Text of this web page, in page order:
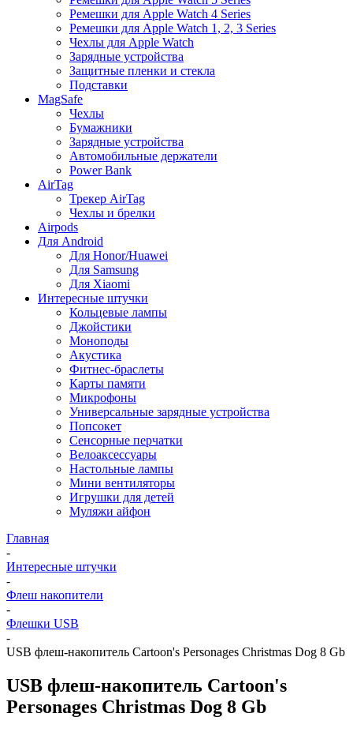
Ремешки для Apple Watch 4 Series
Ремешки для Apple Watch 1, 2, 3 Series
Чехлы для Apple Watch
Зарядные устройства
Защитные пленки и стекла
Подставки
MagSafe
Чехлы
Бумажники
Зарядные устройства
Автомобильные держатели
Power Bank
AirTag
Трекер AirTag
Чехлы и брелки
Airpods
Для Android
Для Honor/Huawei
Для Samsung
Для Xiaomi
Интересные штучки
Кольцевые лампы
Джойстики
Моноподы
Акустика
Фитнес-браслеты
Карты памяти
Микрофоны
Универсальные зарядные устройства
Попсокет
Сенсорные перчатки
Велоаксессуары
Настольные лампы
Мини вентиляторы
Игрушки для детей
Муляжи айфон
Главная
-
Интересные штучки
-
Флеш накопители
-
Флешки USB
-
USB флеш-накопитель Cartoon's Personages Christmas Dog 8 Gb
USB флеш-накопитель Cartoon's
Personages Christmas Dog 8 Gb